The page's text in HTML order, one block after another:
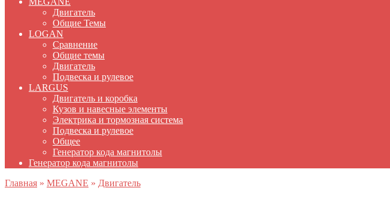
Двигатель
Общие Темы
LOGAN
Сравнение
Общие темы
Двигатель
Подвеска и рулевое
LARGUS
Двигатель и коробка
Кузов и навесные элементы
Электрика и тормозная система
Подвеска и рулевое
Общее
Генератор кода магнитолы
Генератор кода магнитолы
Главная » MEGANE » Двигатель